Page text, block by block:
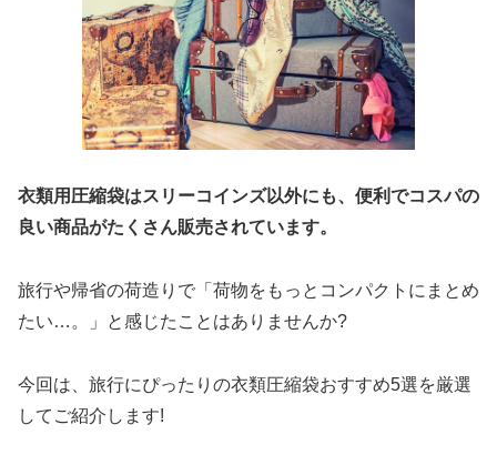
衣類用圧縮袋はスリーコインズ以外にも、便利でコスパの
良い商品がたくさん販売されています。
旅行や帰省の荷造りで「荷物をもっとコンパクトにまとめ
たい…。」と感じたことはありませんか?
今回は、旅行にぴったりの衣類圧縮袋おすすめ5選を厳選
してご紹介します!